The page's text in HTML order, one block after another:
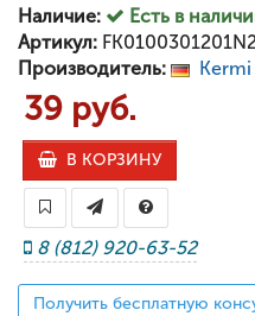
Наличие:
Есть в
Артикул:
Производитель:
Kermi
39 руб.
В КОРЗИНУ
8 (812) 920-63-52
Получить бесплатную